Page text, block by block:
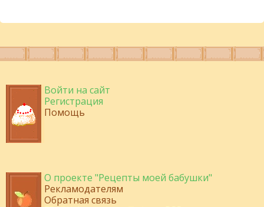
Войти на сайт
Регистрация
Помощь
О проекте "Рецепты моей бабушки"
Рекламодателям
Обратная связь